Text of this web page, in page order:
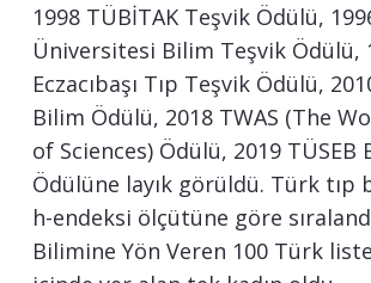
1998 TÜBİTAK Teşvik Ödülü,
Üniversitesi Bilim Teşvik Ödülü,
Eczacıbaşı Tıp Teşvik Ödülü,
Bilim Ödülü, 2018 TWAS (The
of Sciences) Ödülü, 2019 TÜSEB
Ödülüne layık görüldü. Türk tıp
h-endeksi ölçütüne göre
Bilimine Yön Veren 100 Türk